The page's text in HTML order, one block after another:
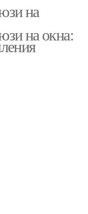
окна
на
на окна: